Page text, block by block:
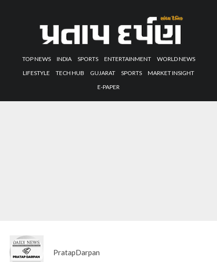
TOP NEWS INDIA SPORTS ENTERTAINMENT
WORLD NEWS
LIFESTYLE
TECH HUB GUJARAT SPORTS
MARKET INSIGHT
E-PAPER
PratapDarpan